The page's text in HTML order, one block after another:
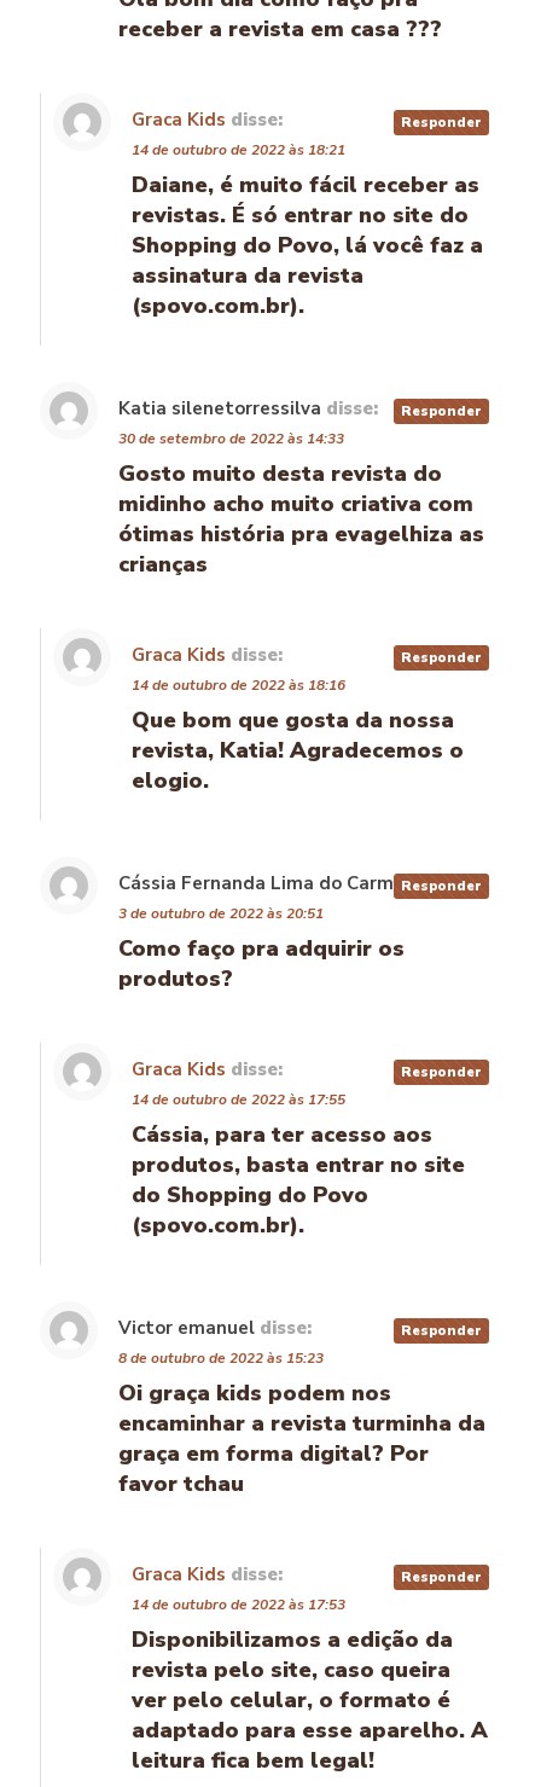
receber a revista em casa ???
Graca Kids disse:
14 de outubro de 2022 às 18:21
Daiane, é muito fácil receber as
revistas. É só entrar no site do
Shopping do Povo, lá você faz a
assinatura da revista
(spovo.com.br).
Responder
Katia silenetorressilva disse:
30 de setembro de 2022 às 14:33
Gosto muito desta revista do
midinho acho muito criativa com
ótimas história pra evagelhiza as
crianças
Responder
Graca Kids disse:
14 de outubro de 2022 às 18:16
Que bom que gosta da nossa
revista, Katia! Agradecemos o
elogio.
Responder
Cássia Fernanda Lima do Carmo disse:
3 de outubro de 2022 às 20:51
Como faço pra adquirir os
produtos?
Responder
Graca Kids disse:
14 de outubro de 2022 às 17:55
Cássia, para ter acesso aos
produtos, basta entrar no site
do Shopping do Povo
(spovo.com.br).
Responder
Victor emanuel disse:
8 de outubro de 2022 às 15:23
Oi graça kids podem nos
encaminhar a revista turminha da
graça em forma digital? Por
favor tchau
Responder
Graca Kids disse:
14 de outubro de 2022 às 17:53
Disponibilizamos a edição da
revista pelo site, caso queira
ver pelo celular, o formato é
adaptado para esse aparelho. A
leitura fica bem legal!
Responder